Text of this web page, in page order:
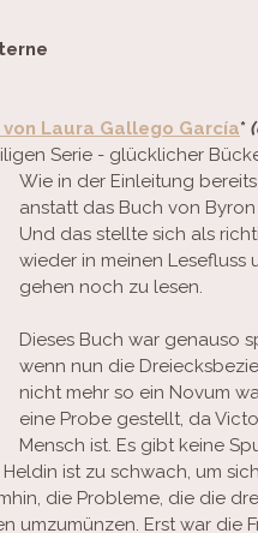
Laura Gallego García*
Serie - glücklicher
Wie in der Einleitung
anstatt das Buch von
Und das stellte sich als
wieder in meinen
gehen noch zu lesen.
Dieses Buch war genauso
wenn nun die
nicht mehr so ein Novum
eine Probe gestellt, da
Mensch ist. Es gibt keine
ist zu schwach, um
die Probleme, die die
umzumünzen. Erst war die